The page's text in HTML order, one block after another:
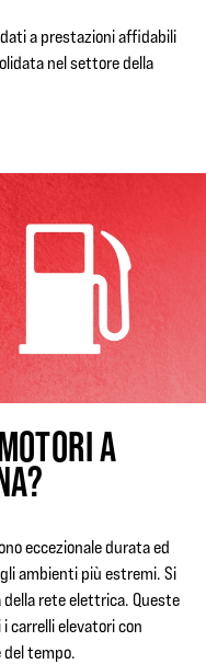
a prestazioni affidabili
nel settore della
A
eccezionale durata ed
ambienti più estremi. Si
rete elettrica. Queste
carrelli elevatori con
tempo.